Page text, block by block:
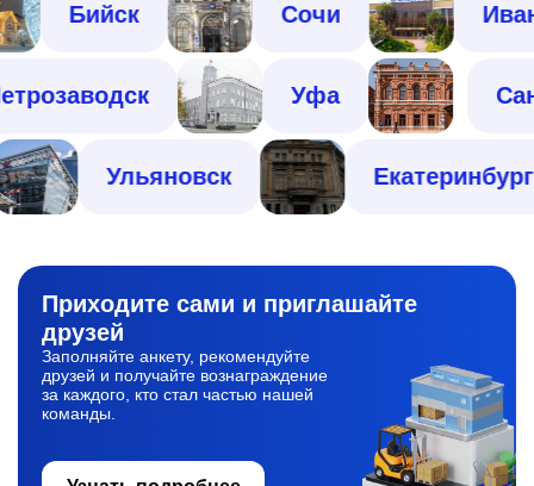
Бийск Сочи Иваново
Петрозаводск Уфа
Ульяновск Екатеринбург
Приходите сами и приглашайте
друзей
Заполняйте анкету, рекомендуйте
друзей и получайте вознаграждение
за каждого, кто стал частью нашей
команды.